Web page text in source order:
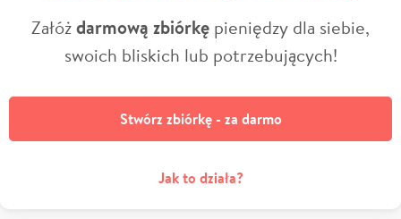
Załóżdarmową zbiórkę pieniędzy dla siebie,
swoich bliskich lub potrzebujących!
Stwórz zbiórkę - za darmo
Jak to działa?